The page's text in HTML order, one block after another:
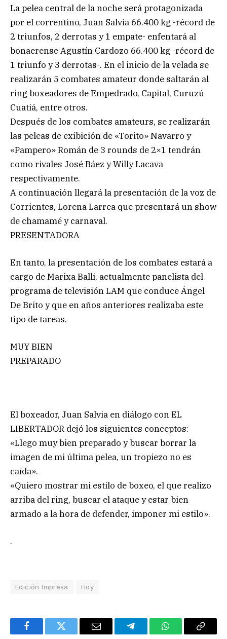
La pelea central de la noche será protagonizada
por el correntino, Juan Salvia 66.400 kg -récord de
2 triunfos, 2 derrotas y 1 empate- enfentará al
bonaerense Agustín Cardozo 66.400 kg -récord de
1 triunfo y 3 derrotas-. En el inicio de la velada se
realizarán 5 combates amateur donde saltarán al
ring boxeadores de Empedrado, Capital, Curuzú
Cuatiá, entre otros.
Después de los combates amateurs, se realizarán
las peleas de exibición de «Torito» Navarro y
«Pampero» Román de 3 rounds de 2×1 tendrán
como rivales José Báez y Willy Lacava
respectivamente.
A continuación llegará la presentación de la voz de
Corrientes, Lorena Larrea que presentará un show
de chamamé y carnaval.
PRESENTADORA
En tanto, la presentación de los combates estará a
cargo de Marixa Balli, actualmente panelista del
programa de televisión LAM que conduce Ángel
De Brito y que en años anteriores realizaba este
tipo de tareas.
MUY BIEN
PREPARADO
El boxeador, Juan Salvia en diálogo con EL
LIBERTADOR dejó los siguientes conceptos:
«Llego muy bien preparado y buscar borrar la
imagen de mi última pelea, un tropiezo no es
caída».
«Quiero mostrar mi estilo de boxeo, el que realizo
arriba del ring, buscar el ataque y estar bien
armado a la hora de defender, imponer mi estilo».
.
Edición Impresa Hoy
FacebookTwitter Email TelegramWhatsAppCopy